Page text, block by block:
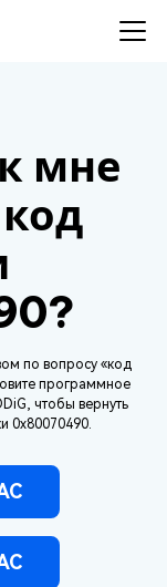
мне
по вопросу «код
программное
чтобы вернуть
0x80070490.